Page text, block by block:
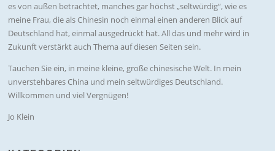
es von außen betrachtet, manches gar höchst „seltwürdig“, wie es
meine Frau, die als Chinesin noch einmal einen anderen Blick auf
Deutschland hat, einmal ausgedrückt hat. All das und mehr wird in
Zukunft verstärkt auch Thema auf diesen Seiten sein.
Tauchen Sie ein, in meine kleine, große chinesische Welt. In mein
unverstehbares China und mein seltwürdiges Deutschland.
Willkommen und viel Vergnügen!
Jo Klein